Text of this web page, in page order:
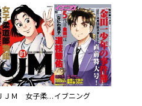
ＪＪＭ 女子柔道部物語 イブニング